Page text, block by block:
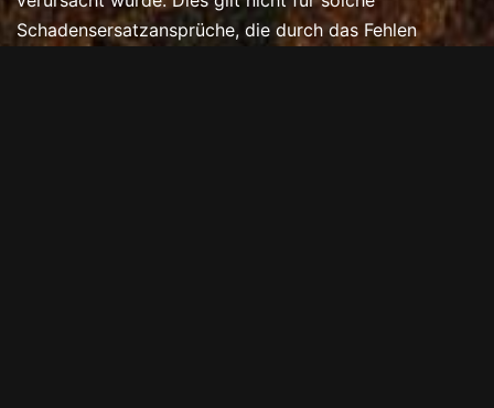
Schadensersatzansprüche, die durch das Fehlen